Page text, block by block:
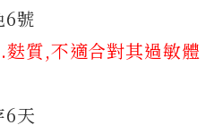
6號
麩質,不適合對其過敏體
天